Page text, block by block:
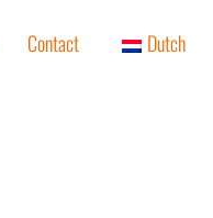
Contact Dutch